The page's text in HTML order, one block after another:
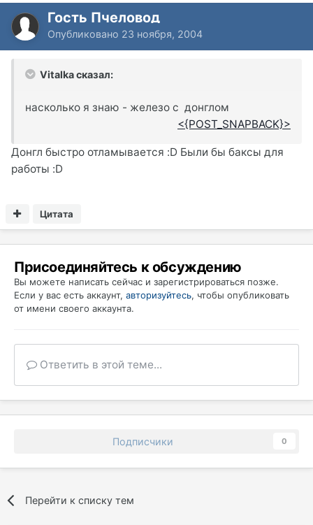
Гость Пчеловод
Опубликовано 23 ноября, 2004
Vitalka сказал:
насколько я знаю - железо с донглом
<{POST_SNAPBACK}>
Донгл быстро отламывается :D Были бы баксы для
работы :D
Цитата
Присоединяйтесь к обсуждению
Вы можете написать сейчас и зарегистрироваться позже.
Если у вас есть аккаунт, авторизуйтесь, чтобы опубликовать
от имени своего аккаунта.
Ответить в этой теме...
Подписчики 0
Перейти к списку тем